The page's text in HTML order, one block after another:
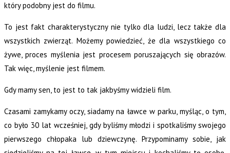
który podobny jest do filmu.
To jest fakt charakterystyczny nie tylko dla ludzi, lecz także dla
wszystkich zwierząt. Możemy powiedzieć, że dla wszystkiego co
żywe, proces myślenia jest procesem poruszających się obrazów.
Tak więc, myślenie jest filmem.
Gdy mamy sen, to jest to tak jakbyśmy widzieli film.
Czasami zamykamy oczy, siadamy na ławce w parku, myśląc, o tym,
co było 30 lat wcześniej, gdy byliśmy młodzi i spotkaliśmy swojego
pierwszego chłopaka lub dziewczynę. Przypominamy sobie, jak